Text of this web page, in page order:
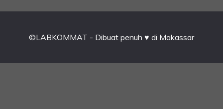
©LABKOMMAT - Dibuat penuh ♥ di Makassar